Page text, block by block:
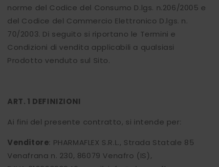
norme del Codice del Consumo D.lgs. n.206/2005 e
del Codice del Commercio Elettronico D.lgs. n.
70/2003. Di seguito si riportano le Termini e
Condizioni di vendita applicabili a qualsiasi
Prodotto venduto sul Sito.
ART. 1 DEFINIZIONI
Ai fini del presente contratto, si intende per:
Venditore: PHARMAFLEX S.R.L., Strada Statale 85
Venafrana n. 230, 86079 Venafro (IS),